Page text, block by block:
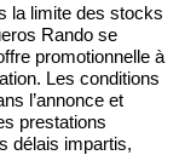
la limite des stocks
Rando se
promotionnelle à
Les conditions
l’annonce et
prestations
délais impartis,